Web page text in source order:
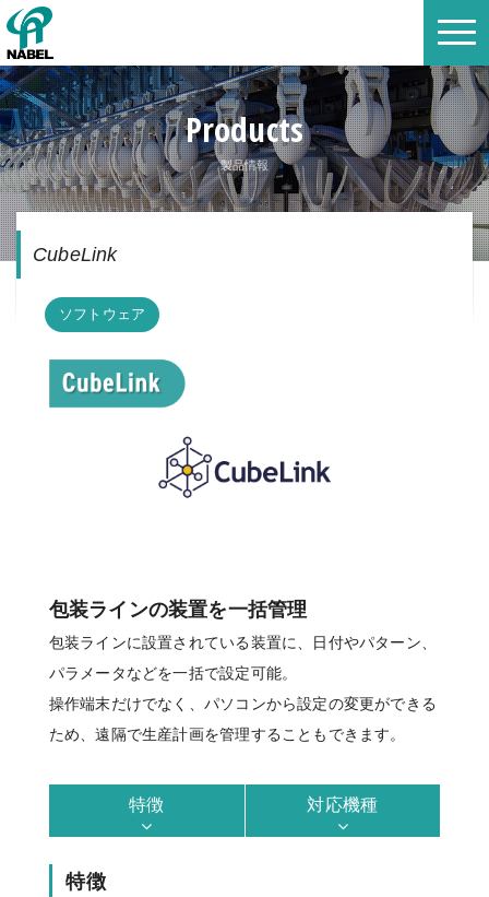
Products
製品情報
CubeLink
ソフトウェア
包装ラインの装置を一括管理
包装ラインに設置されている装置に、日付やパターン、
パラメータなどを一括で設定可能。
操作端末だけでなく、パソコンから設定の変更ができる
ため、遠隔で生産計画を管理することもできます。
特徴 対応機種
特徴